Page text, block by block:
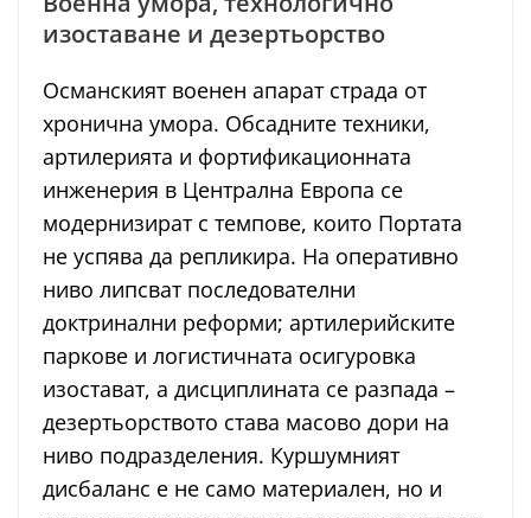
изоставане и дезертьорство
Османският военен апарат страда от
хронична умора. Обсадните техники,
артилерията и фортификационната
инженерия в Централна Европа се
модернизират с темпове, които Портата
не успява да репликира. На оперативно
ниво липсват последователни
доктринални реформи; артилерийските
паркове и логистичната осигуровка
изостават, а дисциплината се разпада –
дезертьорството става масово дори на
ниво подразделения. Куршумният
дисбаланс е не само материален, но и